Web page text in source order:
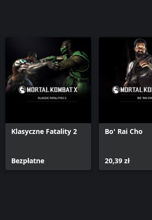
Klasyczne Fatality 2
Bezpłatne
Bo' Rai Cho
20,39 zł